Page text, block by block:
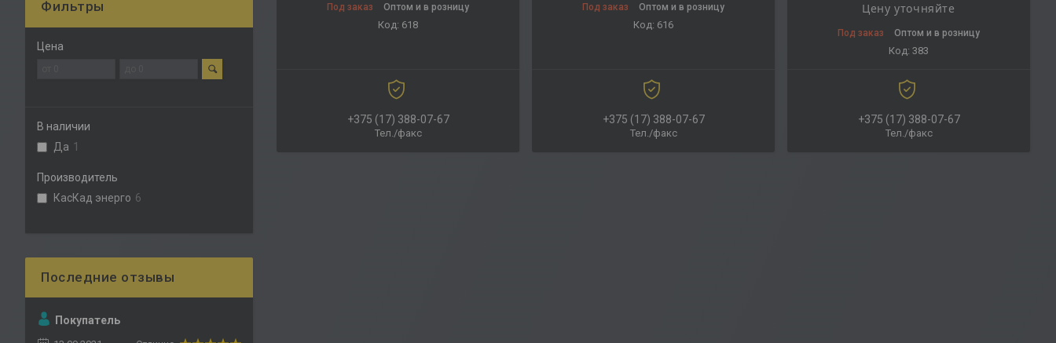
Под заказ Оптом и в розницу
618
+375 (17) 388-07-67
Тел./факс
Под заказ Оптом и в розницу
616
+375 (17) 388-07-67
Тел./факс
Цену уточняйте
Под заказ Оптом и в розницу
383
+375 (17) 388-07-67
Тел./факс
Фильтры
Цена
В наличии
Да 1
Производитель
КасКад энерго 6
Покупатель